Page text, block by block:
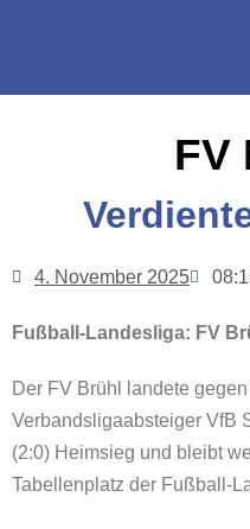
FV
4. November 2025
Fußball-Landesliga: FV
Der FV Brühl landete
Verbandsligaabsteiger VfB
(2:0) Heimsieg und bleibt
Tabellenplatz der Fußball-